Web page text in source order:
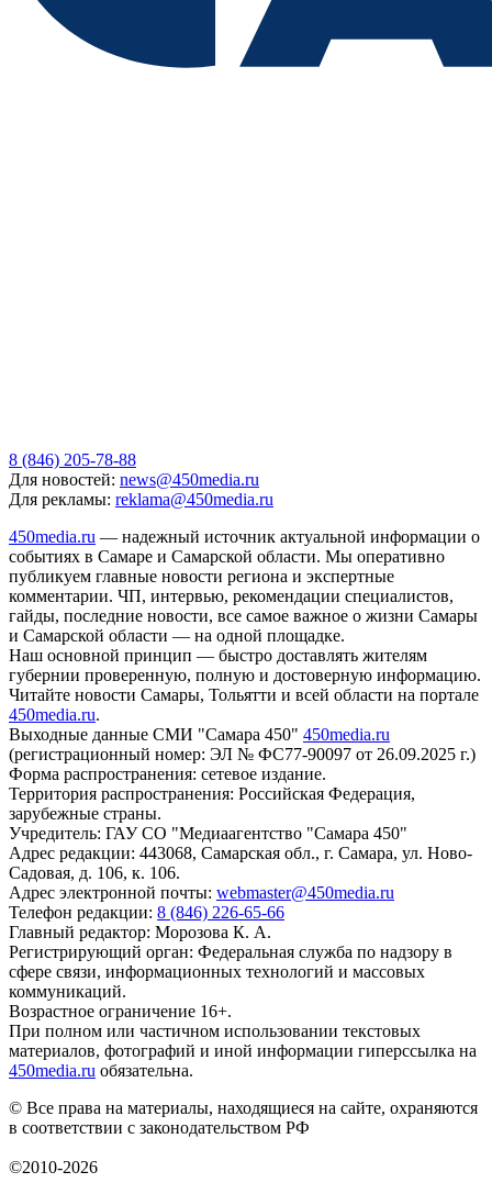
8 (846) 205-78-88
Для новостей: news@450media.ru
Для рекламы: reklama@450media.ru
450media.ru — надежный источник актуальной информации о
событиях в Самаре и Самарской области. Мы оперативно
публикуем главные новости региона и экспертные
комментарии. ЧП, интервью, рекомендации специалистов,
гайды, последние новости, все самое важное о жизни Самары
и Самарской области — на одной площадке.
Наш основной принцип — быстро доставлять жителям
губернии проверенную, полную и достоверную информацию.
Читайте новости Самары, Тольятти и всей области на портале
450media.ru.
Выходные данные СМИ "Самара 450" 450media.ru
(регистрационный номер: ЭЛ № ФС77-90097 от 26.09.2025 г.)
Форма распространения: сетевое издание.
Территория распространения: Российская Федерация,
зарубежные страны.
Учредитель: ГАУ СО "Медиаагентство "Самара 450"
Адрес редакции: 443068, Самарская обл., г. Самара, ул. Ново-
Садовая, д. 106, к. 106.
Адрес электронной почты: webmaster@450media.ru
Телефон редакции: 8 (846) 226-65-66
Главный редактор: Морозова К. А.
Регистрирующий орган: Федеральная служба по надзору в
сфере связи, информационных технологий и массовых
коммуникаций.
Возрастное ограничение 16+.
При полном или частичном использовании текстовых
материалов, фотографий и иной информации гиперссылка на
450media.ru обязательна.
© Все права на материалы, находящиеся на сайте, охраняются
в соответствии с законодательством РФ
©2010-2026